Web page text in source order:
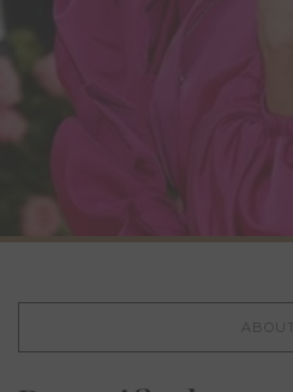
ABOUT